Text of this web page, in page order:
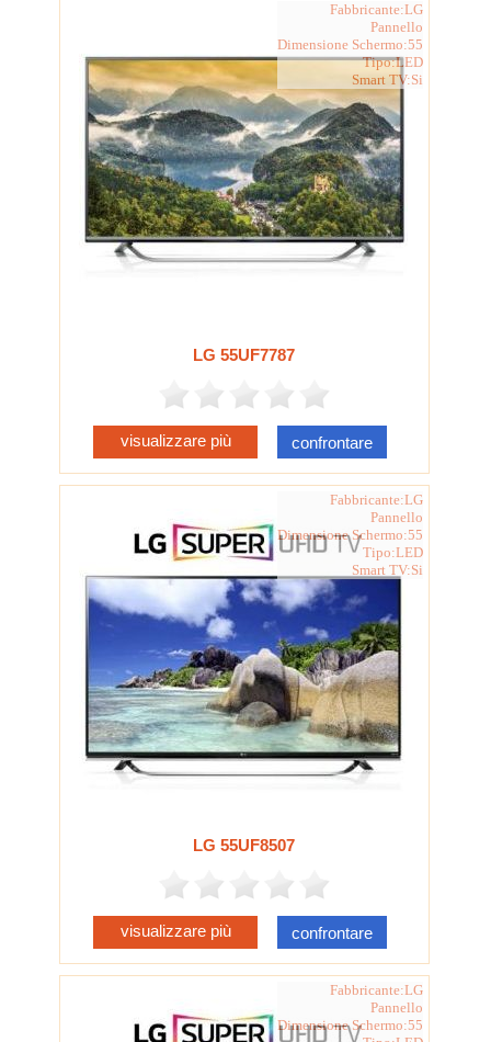
Fabbricante:LG
Pannello
Dimensione Schermo:55
Tipo:LED
Smart TV:Si
LG 55UF7787
visualizzare più confrontare
Fabbricante:LG
Pannello
Dimensione Schermo:55
Tipo:LED
Smart TV:Si
LG 55UF8507
visualizzare più confrontare
Fabbricante:LG
Pannello
Dimensione Schermo:55